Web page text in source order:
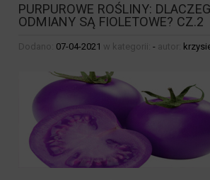
PURPUROWE ROŚLINY:
ODMIANY SĄ FIOLETOWE? CZ.2
Dodano: 07-04-2021 w kategorii: - autor: